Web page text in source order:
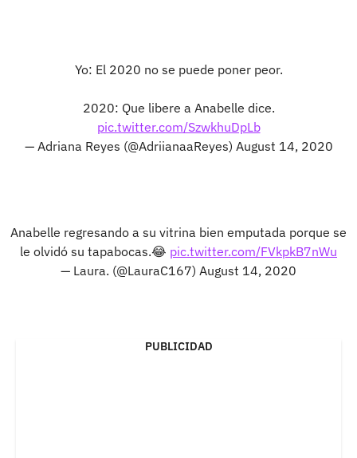
Yo: El 2020 no se puede poner peor.
2020: Que libere a Anabelle dice.
pic.twitter.com/SzwkhuDpLb
— Adriana Reyes (@AdriianaaReyes) August 14, 2020
Anabelle regresando a su vitrina bien emputada porque se
le olvidó su tapabocas.😂 pic.twitter.com/FVkpkB7nWu
— Laura. (@LauraC167) August 14, 2020
PUBLICIDAD